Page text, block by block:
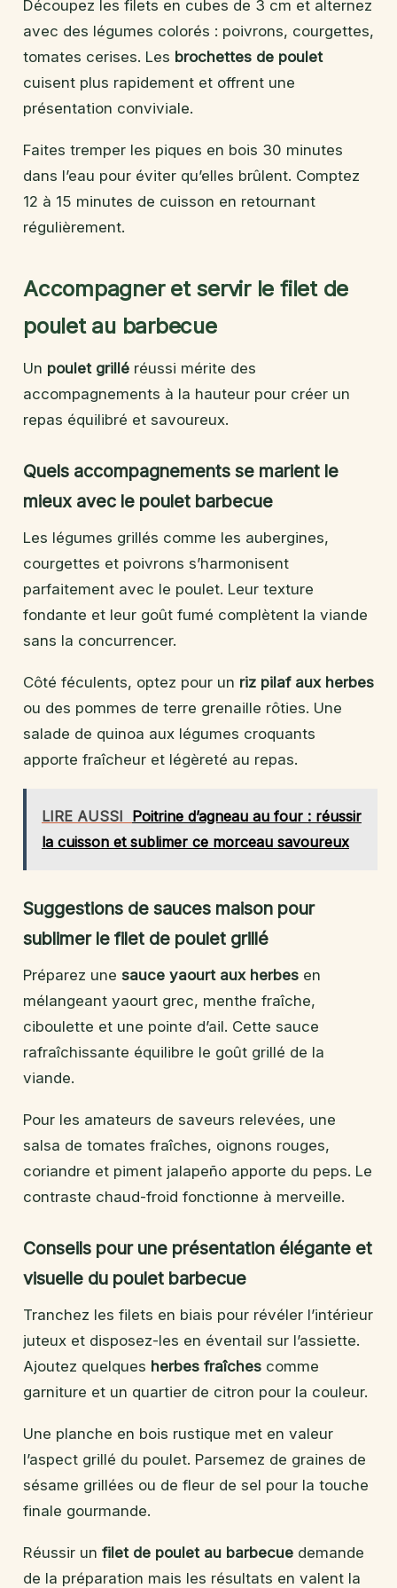
Découpez les filets en cubes de 3 cm et alternez
avec des légumes colorés : poivrons, courgettes,
tomates cerises. Les brochettes de poulet
cuisent plus rapidement et offrent une
présentation conviviale.
Faites tremper les piques en bois 30 minutes
dans l’eau pour éviter qu’elles brûlent. Comptez
12 à 15 minutes de cuisson en retournant
régulièrement.
Accompagner et servir le filet de
poulet au barbecue
Un poulet grillé réussi mérite des
accompagnements à la hauteur pour créer un
repas équilibré et savoureux.
Quels accompagnements se marient le
mieux avec le poulet barbecue
Les légumes grillés comme les aubergines,
courgettes et poivrons s’harmonisent
parfaitement avec le poulet. Leur texture
fondante et leur goût fumé complètent la viande
sans la concurrencer.
Côté féculents, optez pour un riz pilaf aux herbes
ou des pommes de terre grenaille rôties. Une
salade de quinoa aux légumes croquants
apporte fraîcheur et légèreté au repas.
LIRE AUSSI Poitrine d’agneau au four : réussir
la cuisson et sublimer ce morceau savoureux
Suggestions de sauces maison pour
sublimer le filet de poulet grillé
Préparez une sauce yaourt aux herbes en
mélangeant yaourt grec, menthe fraîche,
ciboulette et une pointe d’ail. Cette sauce
rafraîchissante équilibre le goût grillé de la
viande.
Pour les amateurs de saveurs relevées, une
salsa de tomates fraîches, oignons rouges,
coriandre et piment jalapeño apporte du peps. Le
contraste chaud-froid fonctionne à merveille.
Conseils pour une présentation élégante et
visuelle du poulet barbecue
Tranchez les filets en biais pour révéler l’intérieur
juteux et disposez-les en éventail sur l’assiette.
Ajoutez quelques herbes fraîches comme
garniture et un quartier de citron pour la couleur.
Une planche en bois rustique met en valeur
l’aspect grillé du poulet. Parsemez de graines de
sésame grillées ou de fleur de sel pour la touche
finale gourmande.
Réussir un filet de poulet au barbecue demande
de la préparation mais les résultats en valent la